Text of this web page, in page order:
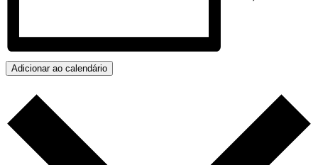
Adicionar ao calendário